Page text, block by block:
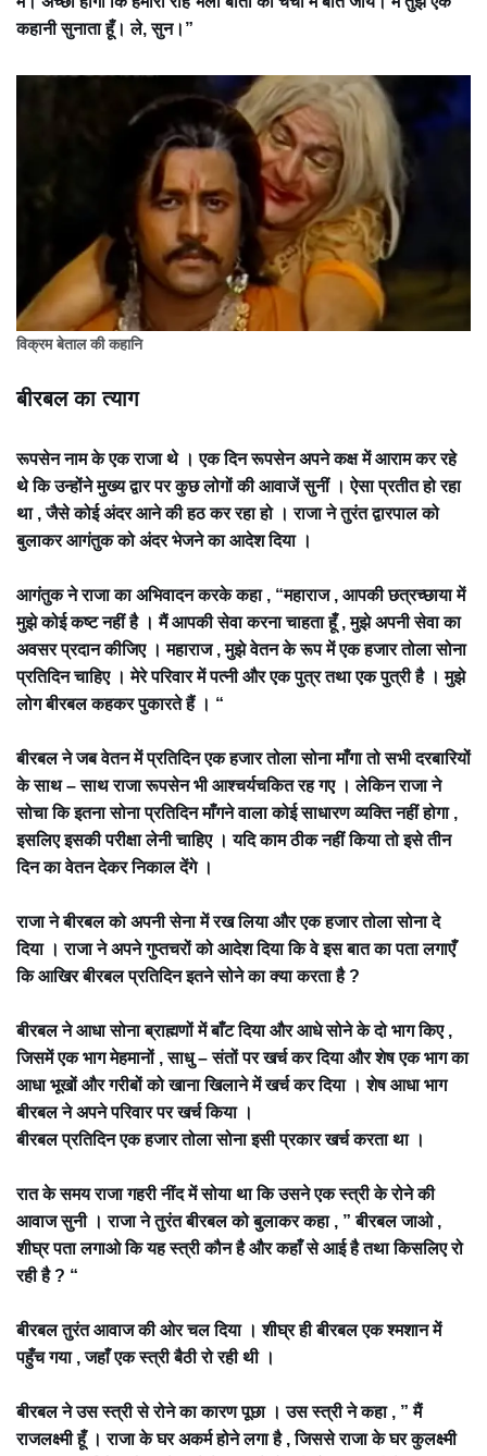
कहानी सुनाता हूँ। ले, सुन।”
विक्रम बेताल की कहानि
बीरबल का त्याग
रूपसेन नाम के एक राजा थे । एक दिन रूपसेन अपने कक्ष में आराम कर रहे
थे कि उन्होंने मुख्य द्वार पर कुछ लोगों की आवाजें सुनीं । ऐसा प्रतीत हो रहा
था , जैसे कोई अंदर आने की हठ कर रहा हो । राजा ने तुरंत द्वारपाल को
बुलाकर आगंतुक को अंदर भेजने का आदेश दिया ।
आगंतुक ने राजा का अभिवादन करके कहा , “महाराज , आपकी छत्रच्छाया में
मुझे कोई कष्ट नहीं है । मैं आपकी सेवा करना चाहता हूँ , मुझे अपनी सेवा का
अवसर प्रदान कीजिए । महाराज , मुझे वेतन के रूप में एक हजार तोला सोना
प्रतिदिन चाहिए । मेरे परिवार में पत्नी और एक पुत्र तथा एक पुत्री है । मुझे
लोग बीरबल कहकर पुकारते हैं । “
बीरबल ने जब वेतन में प्रतिदिन एक हजार तोला सोना माँगा तो सभी दरबारियों
के साथ – साथ राजा रूपसेन भी आश्चर्यचकित रह गए । लेकिन राजा ने
सोचा कि इतना सोना प्रतिदिन माँगने वाला कोई साधारण व्यक्ति नहीं होगा ,
इसलिए इसकी परीक्षा लेनी चाहिए । यदि काम ठीक नहीं किया तो इसे तीन
दिन का वेतन देकर निकाल देंगे ।
राजा ने बीरबल को अपनी सेना में रख लिया और एक हजार तोला सोना दे
दिया । राजा ने अपने गुप्तचरों को आदेश दिया कि वे इस बात का पता लगाएँ
कि आखिर बीरबल प्रतिदिन इतने सोने का क्या करता है ?
बीरबल ने आधा सोना ब्राह्मणों में बाँट दिया और आधे सोने के दो भाग किए ,
जिसमें एक भाग मेहमानों , साधु – संतों पर खर्च कर दिया और शेष एक भाग का
आधा भूखों और गरीबों को खाना खिलाने में खर्च कर दिया । शेष आधा भाग
बीरबल ने अपने परिवार पर खर्च किया ।
बीरबल प्रतिदिन एक हजार तोला सोना इसी प्रकार खर्च करता था ।
रात के समय राजा गहरी नींद में सोया था कि उसने एक स्त्री के रोने की
आवाज सुनी । राजा ने तुरंत बीरबल को बुलाकर कहा , ” बीरबल जाओ ,
शीघ्र पता लगाओ कि यह स्त्री कौन है और कहाँ से आई है तथा किसलिए रो
रही है ? “
बीरबल तुरंत आवाज की ओर चल दिया । शीघ्र ही बीरबल एक श्मशान में
पहुँच गया , जहाँ एक स्त्री बैठी रो रही थी ।
बीरबल ने उस स्त्री से रोने का कारण पूछा । उस स्त्री ने कहा , ” मैं
राजलक्ष्मी हूँ । राजा के घर अकर्म होने लगा है , जिससे राजा के घर कुलक्ष्मी